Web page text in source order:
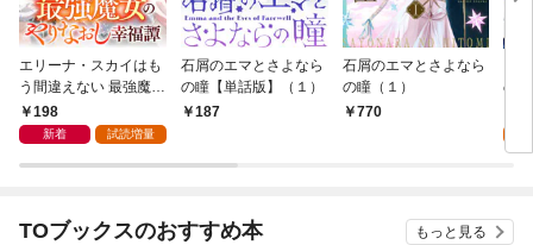
エリーナ・スカイはも
う間違えない 最強魔女
のやりなおし幸福譚
【連載版】１
198
新着 試読増量
石屑のエマとさよなら
の瞳【単話版】（１）
187
石屑のエマとさよなら
の瞳（１）
770
の
を
を
TOブックスのおすすめ本 もっと見る